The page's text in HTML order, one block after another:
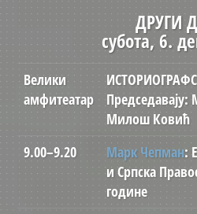
ДРУГИ
субота, 6.
Велики
амфитеатар
Председавају:
Милош Ковић
9.00–9.20
Марк Чепман:
и Српска
године